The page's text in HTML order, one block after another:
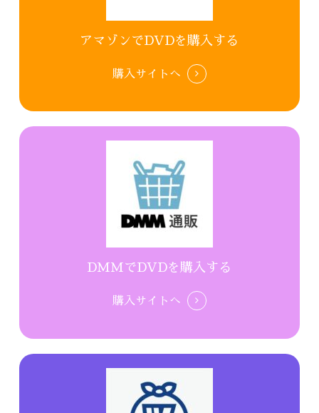
アマゾンでDVDを購入する
購入サイトへ
DMMでDVDを購入する
購入サイトへ